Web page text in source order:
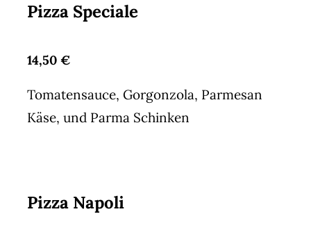
Pizza Speciale
14,50 €
Tomatensauce, Gorgonzola, Parmesan
Käse, und Parma Schinken
Pizza Napoli